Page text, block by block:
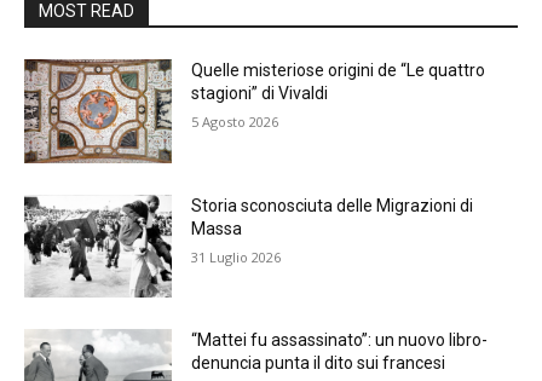
MOST READ
Quelle misteriose origini de “Le quattro
stagioni” di Vivaldi
5 Agosto 2026
Storia sconosciuta delle Migrazioni di
Massa
31 Luglio 2026
“Mattei fu assassinato”: un nuovo libro-
denuncia punta il dito sui francesi